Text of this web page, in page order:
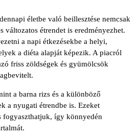
életbe való beillesztése nemcsak
változatos étrendet is eredményezhet.
a napi étkezésekbe a helyi,
a diéta alapját képezik. A piacról
friss zöldségek és gyümölcsök
a barna rizs és a különböző
a nyugati étrendbe is. Ezeket
fogyaszthatjuk, így könnyedén